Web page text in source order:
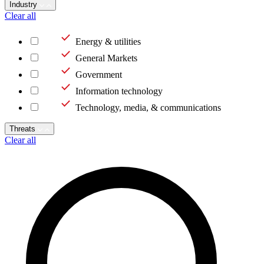
Industry
Clear all
Energy & utilities
General Markets
Government
Information technology
Technology, media, & communications
Threats
Clear all